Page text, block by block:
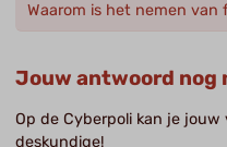
Waarom is het nemen van
Jouw antwoord nog
Op de Cyberpoli kan je jouw
deskundige!